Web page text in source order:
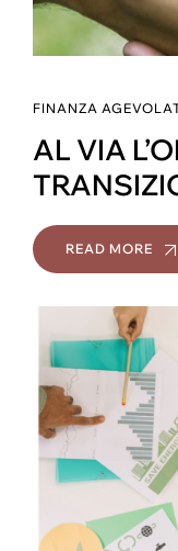
FINANZA
AL VIA
READ MORE